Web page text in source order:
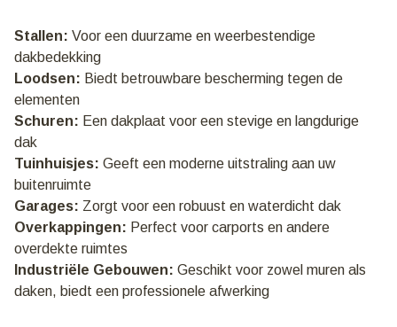
Stallen: Voor een duurzame en weerbestendige
dakbedekking
Loodsen: Biedt betrouwbare bescherming tegen de
elementen
Schuren: Een dakplaat voor een stevige en langdurige
dak
Tuinhuisjes: Geeft een moderne uitstraling aan uw
buitenruimte
Garages: Zorgt voor een robuust en waterdicht dak
Overkappingen: Perfect voor carports en andere
overdekte ruimtes
Industriële Gebouwen: Geschikt voor zowel muren als
daken, biedt een professionele afwerking